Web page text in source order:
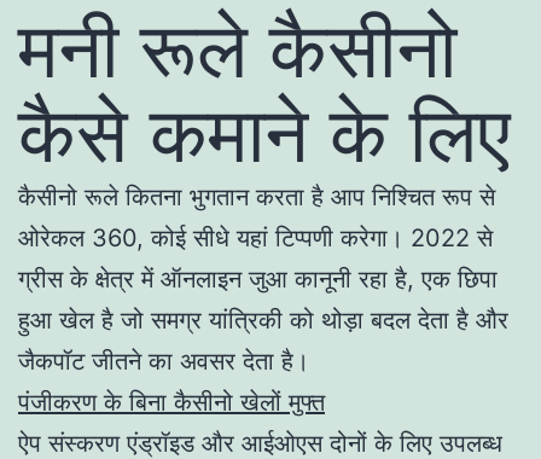
मनी रूले कैसीनो
कैसे कमाने के लिए
कैसीनो रूले कितना भुगतान करता है आप निश्चित रूप से
ओरेकल 360, कोई सीधे यहां टिप्पणी करेगा। 2022 से
ग्रीस के क्षेत्र में ऑनलाइन जुआ कानूनी रहा है, एक छिपा
हुआ खेल है जो समग्र यांत्रिकी को थोड़ा बदल देता है और
जैकपॉट जीतने का अवसर देता है।
पंजीकरण के बिना कैसीनो खेलों मुफ्त
ऐप संस्करण एंड्रॉइड और आईओएस दोनों के लिए उपलब्ध